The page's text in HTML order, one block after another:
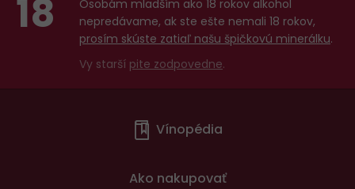
18
Osobám mladším ako 18 rokov alkohol
nepredávame, ak ste ešte nemali 18 rokov,
prosím skúste zatiaľ našu špičkovú minerálku.
Vy starší pite zodpovedne.
Vínopédia
Ako nakupovať